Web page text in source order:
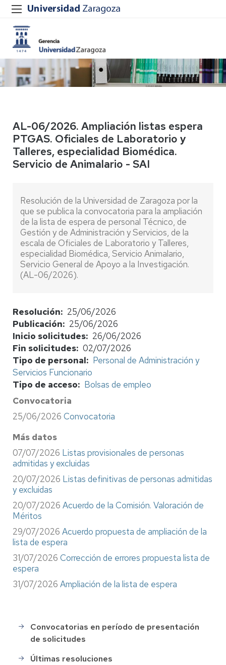
AL-06/2026. Ampliación listas espera
PTGAS. Oficiales de Laboratorio y
Talleres, especialidad Biomédica.
Servicio de Animalario - SAI
Resolución de la Universidad de Zaragoza por la
que se publica la convocatoria para la ampliación
de la lista de espera de personal Técnico, de
Gestión y de Administración y Servicios, de la
escala de Oficiales de Laboratorio y Talleres,
especialidad Biomédica, Servicio Animalario,
Servicio General de Apoyo a la Investigación.
(AL-06/2026).
Resolución
25/06/2026
Publicación
25/06/2026
Inicio solicitudes
26/06/2026
Fin solicitudes 02/07/2026
Tipo de personal
Personal de Administración y
Servicios Funcionario
Tipo de acceso
Bolsas de empleo
Convocatoria
25/06/2026 Convocatoria
Más datos
07/07/2026 Listas provisionales de personas
admitidas y excluidas
20/07/2026 Listas definitivas de personas admitidas
y excluidas
20/07/2026 Acuerdo de la Comisión. Valoración de
Méritos
29/07/2026 Acuerdo propuesta de ampliación de la
lista de espera
31/07/2026 Corrección de errores propuesta lista de
espera
31/07/2026 Ampliación de la lista de espera
Selección
de
Personal
Convocatorias en período de presentación
de solicitudes
Últimas resoluciones